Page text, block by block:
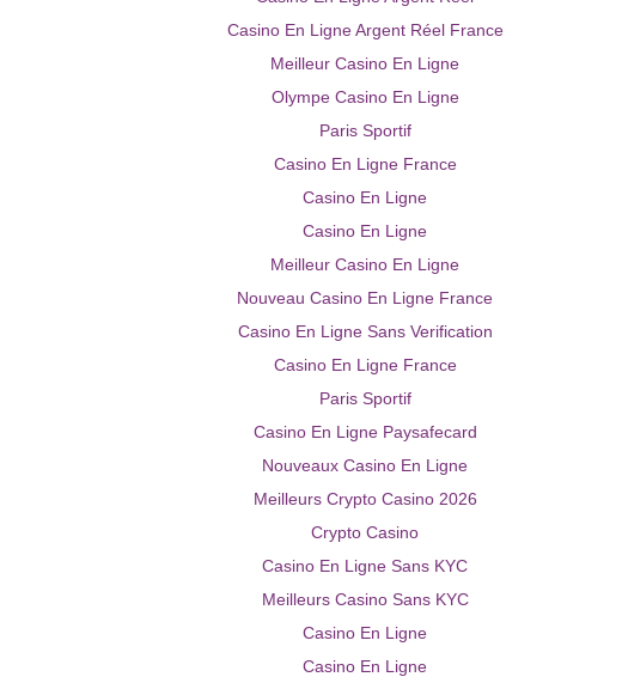
Casino En Ligne Argent Réel France
Meilleur Casino En Ligne
Olympe Casino En Ligne
Paris Sportif
Casino En Ligne France
Casino En Ligne
Casino En Ligne
Meilleur Casino En Ligne
Nouveau Casino En Ligne France
Casino En Ligne Sans Verification
Casino En Ligne France
Paris Sportif
Casino En Ligne Paysafecard
Nouveaux Casino En Ligne
Meilleurs Crypto Casino 2026
Crypto Casino
Casino En Ligne Sans KYC
Meilleurs Casino Sans KYC
Casino En Ligne
Casino En Ligne